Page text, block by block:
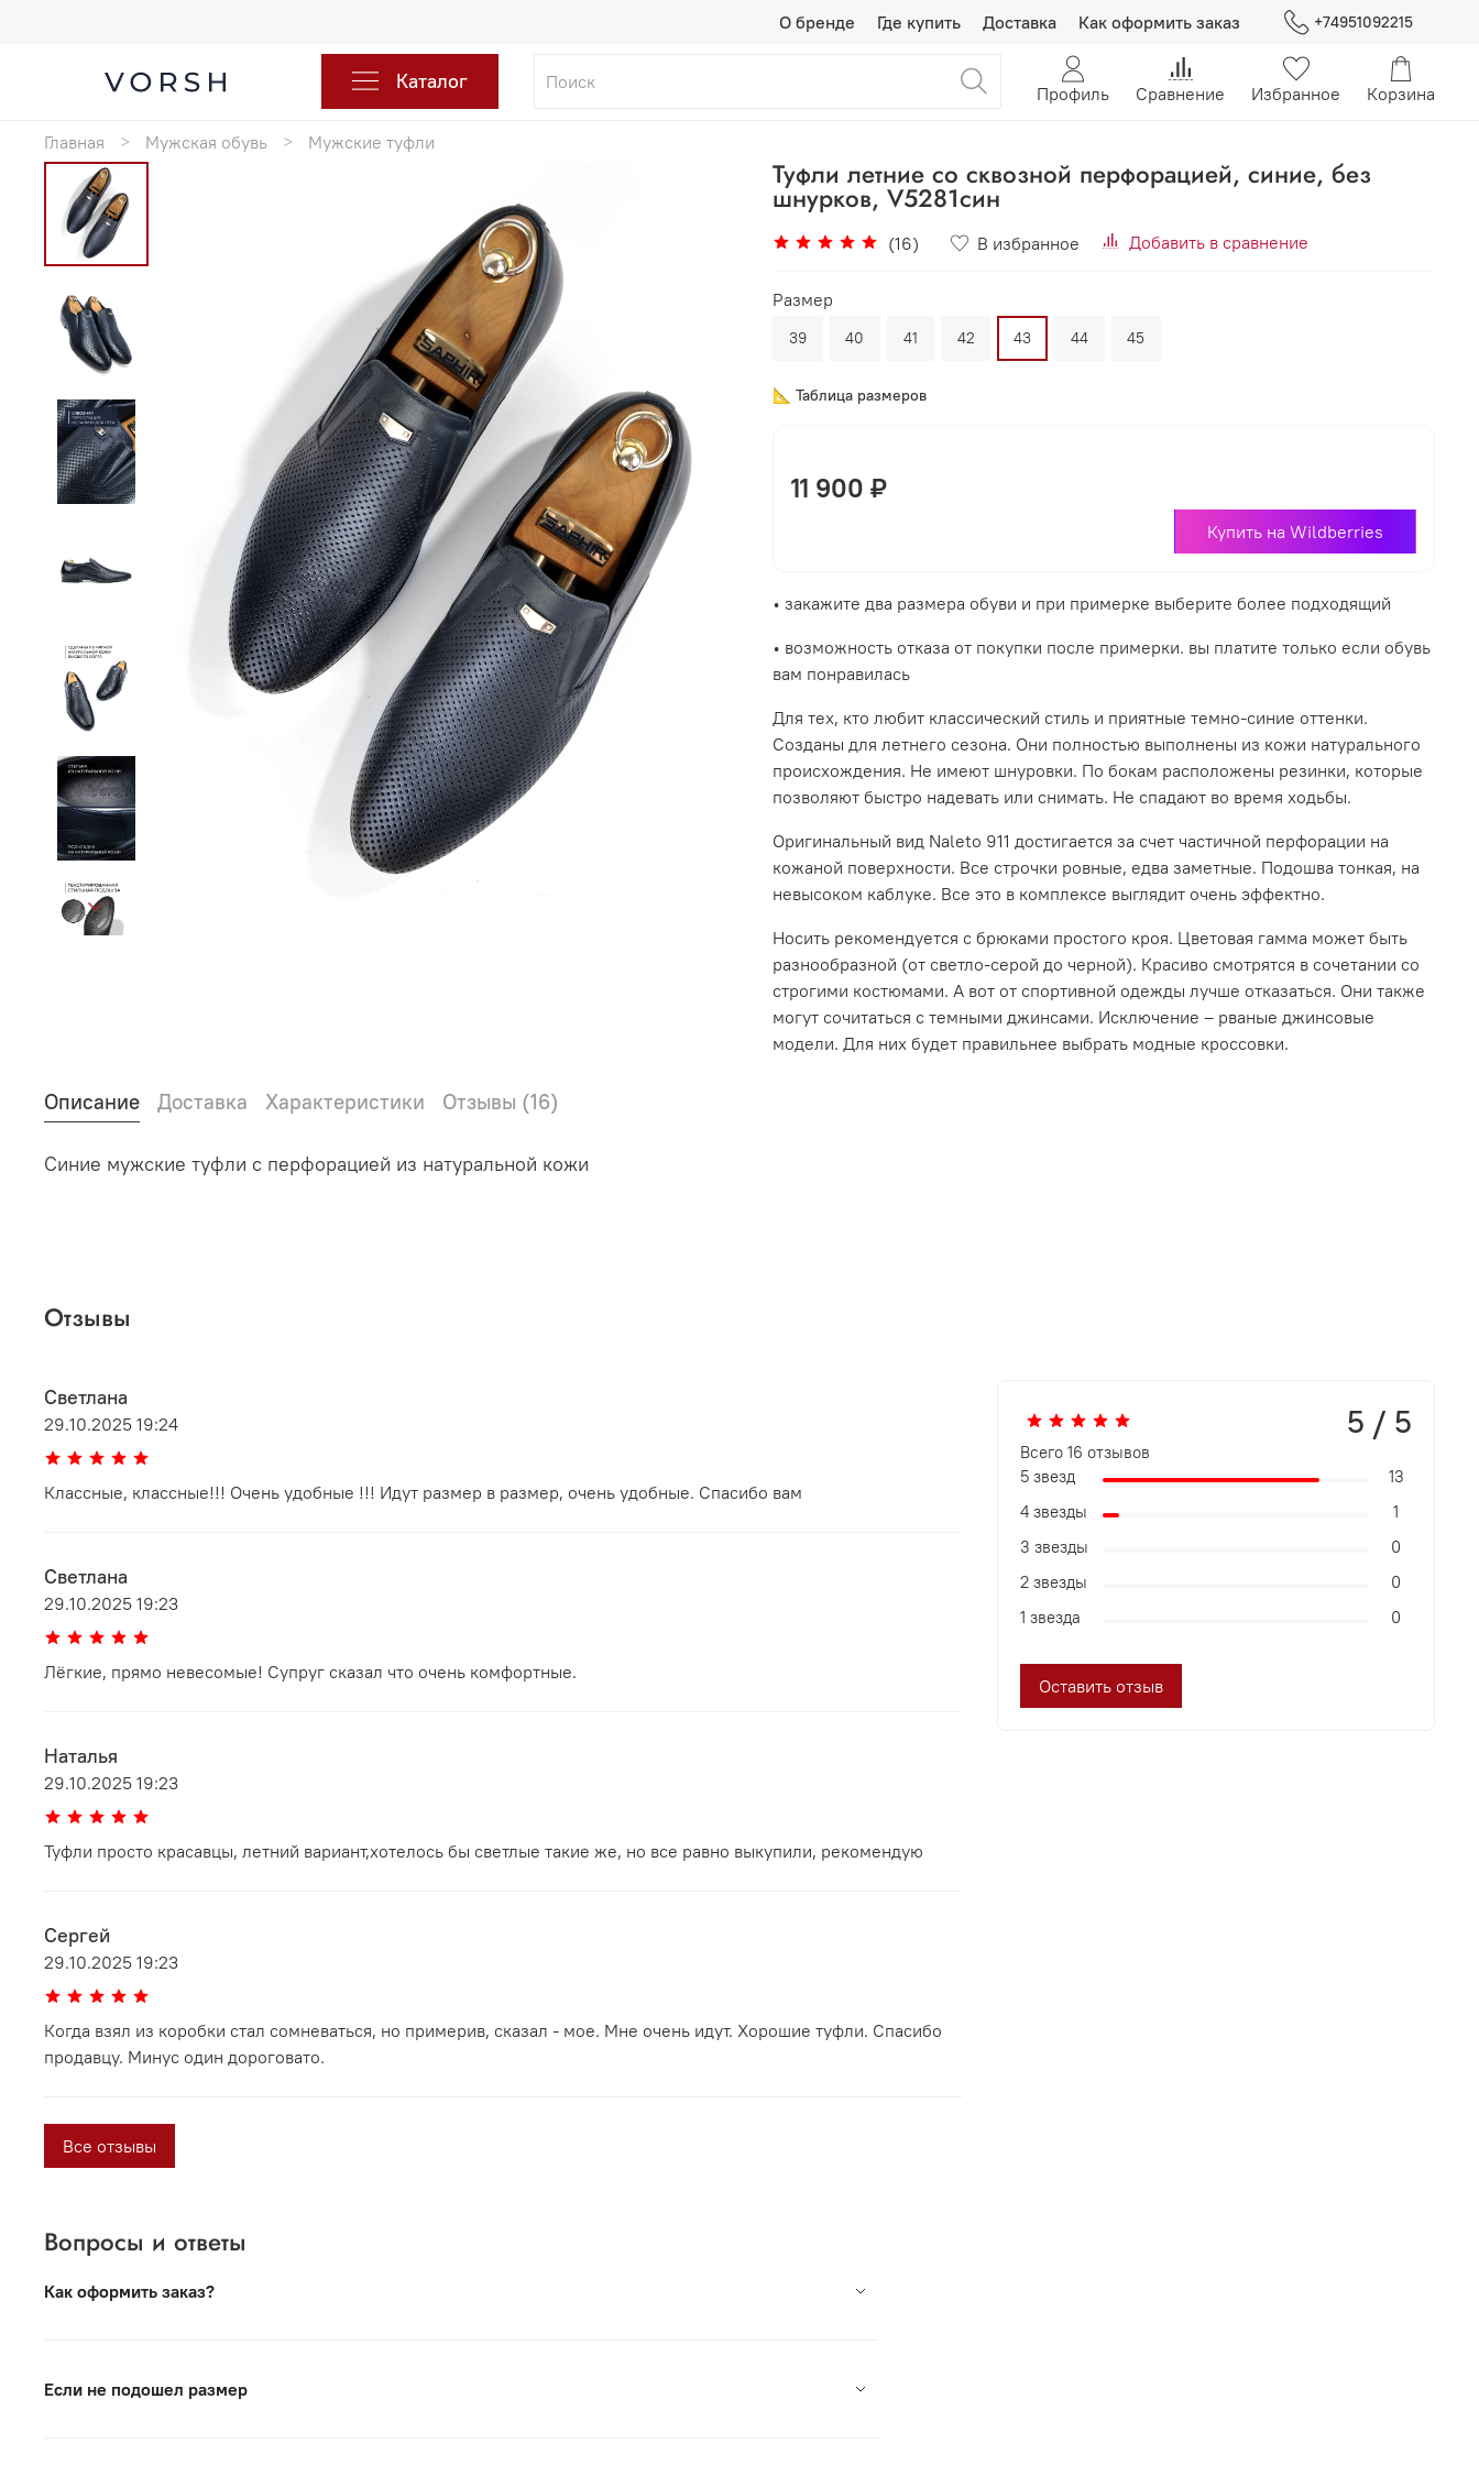
О бренде Где купить Доставка Как оформить заказ +74951092215
Каталог Профиль Сравнение Избранное Корзина
Главная Мужская обувь Мужские туфли
Туфли летние со сквозной перфорацией, синие, без
шнурков, V5281син
(16) В избранное Добавить в сравнение
Размер
39 40 41 42 43 44 45
📐 Таблица размеров
11 900 ₽
Купить на Wildberries
• закажите два размера обуви и при примерке выберите более подходящий
• возможность отказа от покупки после примерки. вы платите только если обувь
вам понравилась
Для тех, кто любит классический стиль и приятные темно-синие оттенки.
Созданы для летнего сезона. Они полностью выполнены из кожи натурального
происхождения. Не имеют шнуровки. По бокам расположены резинки, которые
позволяют быстро надевать или снимать. Не спадают во время ходьбы.
Оригинальный вид Naleto 911 достигается за счет частичной перфорации на
кожаной поверхности. Все строчки ровные, едва заметные. Подошва тонкая, на
невысоком каблуке. Все это в комплексе выглядит очень эффектно.
Носить рекомендуется с брюками простого кроя. Цветовая гамма может быть
разнообразной (от светло-серой до черной). Красиво смотрятся в сочетании со
строгими костюмами. А вот от спортивной одежды лучше отказаться. Они также
могут сочитаться с темными джинсами. Исключение – рваные джинсовые
модели. Для них будет правильнее выбрать модные кроссовки.
Описание Доставка Характеристики Отзывы (16)
Синие мужские туфли с перфорацией из натуральной кожи
Отзывы
Светлана
29.10.2025 19:24
Классные, классные!!! Очень удобные !!! Идут размер в размер, очень удобные. Спасибо вам
Светлана
29.10.2025 19:23
Лёгкие, прямо невесомые! Супруг сказал что очень комфортные.
Наталья
29.10.2025 19:23
Туфли просто красавцы, летний вариант,хотелось бы светлые такие же, но все равно выкупили, рекомендую
Сергей
29.10.2025 19:23
Когда взял из коробки стал сомневаться, но примерив, сказал - мое. Мне очень идут. Хорошие туфли. Спасибо
продавцу. Минус один дороговато.
Все отзывы
5 / 5
Всего16 отзывов
5 звезд
13
4 звезды
1
3 звезды
0
2 звезды
0
1 звезда
0
Оставить отзыв
Вопросы и ответы
Как оформить заказ?
Если не подошел размер